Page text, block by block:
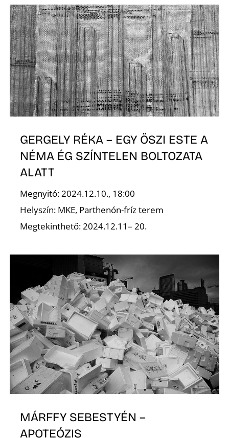
GERGELY RÉKA – EGY ŐSZI ESTE A
NÉMA ÉG SZÍNTELEN BOLTOZATA
ALATT
Megnyitó: 2024.12.10., 18:00
Helyszín: MKE, Parthenón-fríz terem
Megtekinthető: 2024.12.11– 20.
MÁRFFY SEBESTYÉN –
APOTEÓZIS